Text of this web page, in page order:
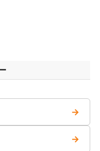
→
→